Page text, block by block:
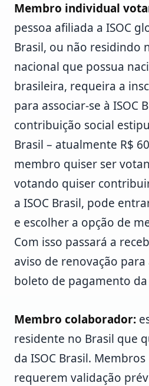
Membro individual
pessoa afiliada a ISOC
Brasil, ou não residindo
nacional que possua
brasileira, requeira a
para associar-se à ISOC
contribuição social
Brasil – atualmente R$
membro quiser ser
votando quiser
a ISOC Brasil, pode
e escolher a opção de
Com isso passará a
aviso de renovação
boleto de pagamento
Membro colaborador:
residente no Brasil que
da ISOC Brasil.
requerem validação